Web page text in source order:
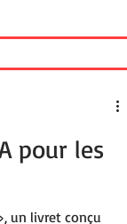
pour les
un livret conçu